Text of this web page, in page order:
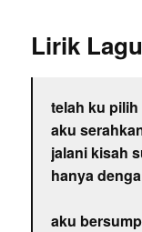
Lirik
telah ku
aku
jalani kisah
hanya
aku